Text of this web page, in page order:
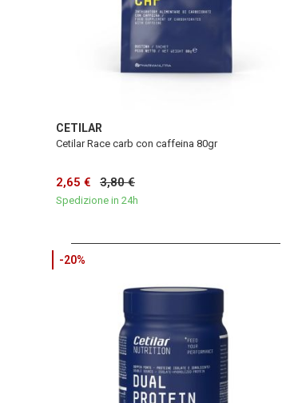
CETILAR
Cetilar Race carb con caffeina 80gr
2,65 € 3,80 €
Spedizione in 24h
-20%